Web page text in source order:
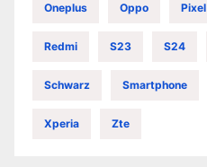
Oneplus Oppo Pixel
Redmi S23 S24
Schwarz Smartphone
Xperia Zte